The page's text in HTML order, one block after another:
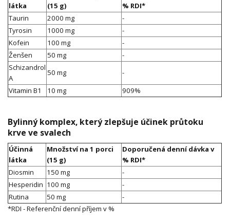
látka
(15 g)
% RDI*
Taurin
2000 mg
-
Tyrosin
1000 mg
-
Kofein
100 mg
-
Ženšen
50 mg
-
Schizandrol
A
50 mg
-
Vitamin B1
10 mg 909%
Bylinný komplex, který zlepšuje účinek průtoku
krve ve svalech
Účinná
látka
Množství na 1 porci
(15 g)
Doporučená denní dávka v
% RDI*
Diosmin
150 mg
-
Hesperidin 100 mg
-
Rutina
50 mg
-
*RDI - Referenční denní příjem v %